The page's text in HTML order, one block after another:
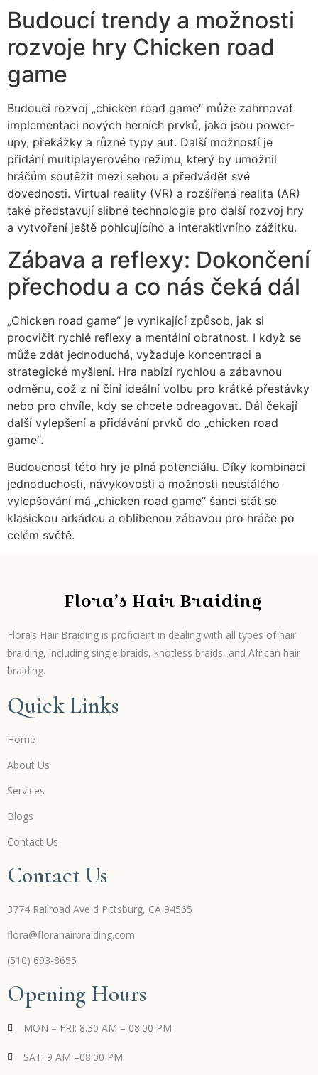
Budoucí trendy a možnosti
rozvoje hry Chicken road
game
Budoucí rozvoj „chicken road game“ může zahrnovat
implementaci nových herních prvků, jako jsou power-
upy, překážky a různé typy aut. Další možností je
přidání multiplayerového režimu, který by umožnil
hráčům soutěžit mezi sebou a předvádět své
dovednosti. Virtual reality (VR) a rozšířená realita (AR)
také představují slibné technologie pro další rozvoj hry
a vytvoření ještě pohlcujícího a interaktivního zážitku.
Zábava a reflexy: Dokončení
přechodu a co nás čeká dál
„Chicken road game“ je vynikající způsob, jak si
procvičit rychlé reflexy a mentální obratnost. I když se
může zdát jednoduchá, vyžaduje koncentraci a
strategické myšlení. Hra nabízí rychlou a zábavnou
odměnu, což z ní činí ideální volbu pro krátké přestávky
nebo pro chvíle, kdy se chcete odreagovat. Dál čekají
další vylepšení a přidávání prvků do „chicken road
game“.
Budoucnost této hry je plná potenciálu. Díky kombinaci
jednoduchosti, návykovosti a možnosti neustálého
vylepšování má „chicken road game“ šanci stát se
klasickou arkádou a oblíbenou zábavou pro hráče po
celém světě.
Flora’s Hair Braiding
Flora’s Hair Braiding is proficient in dealing with all types of hair
braiding, including single braids, knotless braids, and African hair
braiding.
Quick Links
Home
About Us
Services
Blogs
Contact Us
Contact Us
3774 Railroad Ave d Pittsburg, CA 94565
flora@florahairbraiding.com
(510) 693-8655
Opening Hours
MON – FRI: 8.30 AM – 08.00 PM
SAT: 9 AM –08.00 PM